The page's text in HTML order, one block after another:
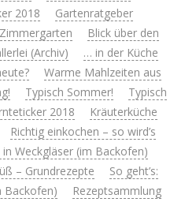
2018
Gartenratgeber
Blick über den
(Archiv)
… in der Küche
Warme Mahlzeiten aus
Typisch Sommer!
Typisch
2018
Kräuterküche
Richtig einkochen – so wird’s
in Weckgläser (im Backofen)
– Grundrezepte
So geht’s:
Backofen)
Rezeptsammlung